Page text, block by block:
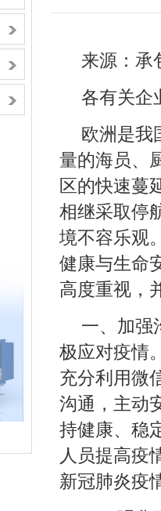
来源：承
各有关企
欧洲是我
量的海员、
区的快速蔓
相继采取停
境不容乐观
健康与生命
高度重视，
一、加强
极应对疫情
充分利用微
沟通，主动
持健康、稳
人员提高疫
新冠肺炎疫